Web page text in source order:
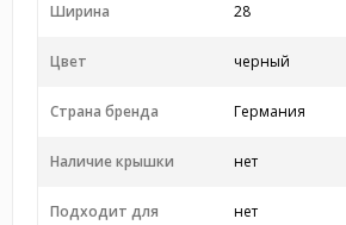
Ширина 28
Цвет черный
Страна бренда Германия
Наличие крышки нет
Подходит для
нет